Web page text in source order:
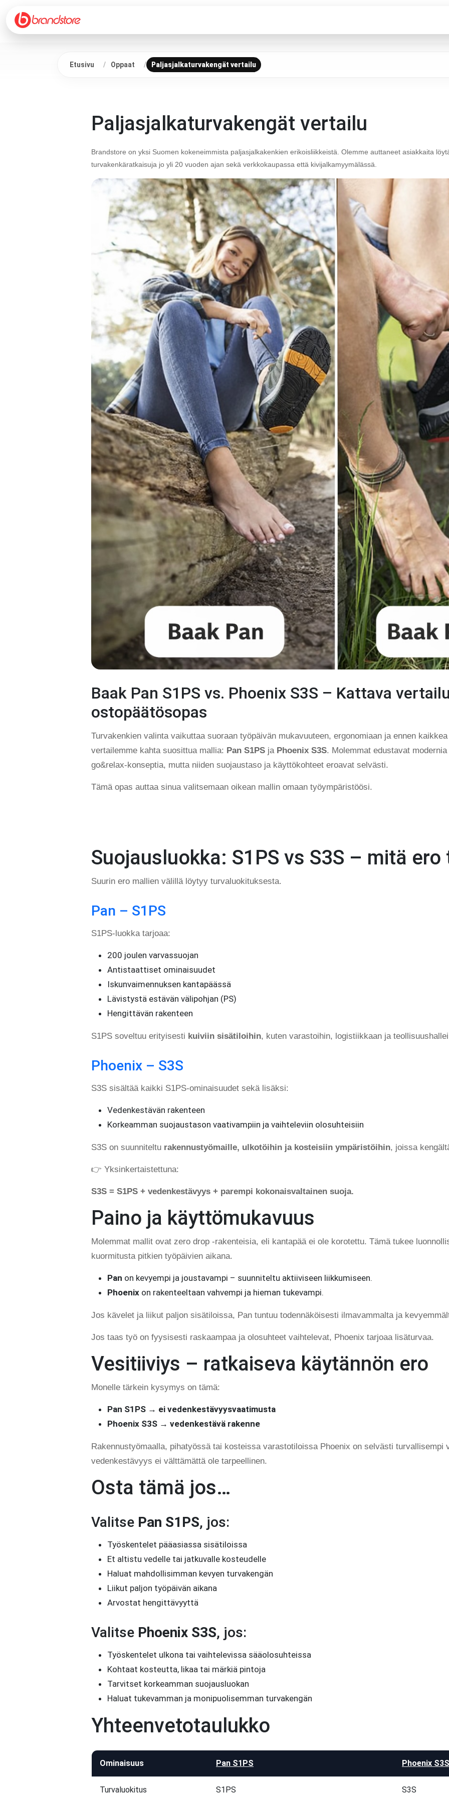
Etusivu Oppaat Paljasjalkaturvakengät vertailu
Paljasjalkaturvakengät vertailu
Brandstore on yksi Suomen kokeneimmista paljasjalkakenkien erikoisliikkeistä. Olemme auttaneet asiakkaita
turvakenkäratkaisuja jo yli 20 vuoden ajan sekä verkkokaupassa että kivijalkamyymälässä.
Baak Pan S1PS vs. Phoenix S3S – Kattava
ostopäätösopas
Turvakenkien valinta vaikuttaa suoraan työpäivän mukavuuteen, ergonomiaan ja ennen
vertailemme kahta suosittua mallia: Pan S1PS ja Phoenix S3S. Molemmat edustavat
go&relax-konseptia, mutta niiden suojaustaso ja käyttökohteet eroavat selvästi.
Tämä opas auttaa sinua valitsemaan oikean mallin omaan työympäristöösi.
Suojausluokka: S1PS vs S3S – mitä
Suurin ero mallien välillä löytyy turvaluokituksesta.
Pan – S1PS
S1PS-luokka tarjoaa:
200 joulen varvassuojan
Antistaattiset ominaisuudet
Iskunvaimennuksen kantapäässä
Lävistystä estävän välipohjan (PS)
Hengittävän rakenteen
S1PS soveltuu erityisesti kuiviin sisätiloihin, kuten varastoihin, logistiikkaan ja
Phoenix – S3S
S3S sisältää kaikki S1PS-ominaisuudet sekä lisäksi:
Vedenkestävän rakenteen
Korkeamman suojaustason vaativampiin ja vaihteleviin olosuhteisiin
S3S on suunniteltu rakennustyömaille, ulkotöihin ja kosteisiin ympäristöihin, joissa
👉 Yksinkertaistettuna:
S3S = S1PS + vedenkestävyys + parempi kokonaisvaltainen suoja.
Paino ja käyttömukavuus
Molemmat mallit ovat zero drop -rakenteisia, eli kantapää ei ole korotettu. Tämä tukee
kuormitusta pitkien työpäivien aikana.
Pan on kevyempi ja joustavampi – suunniteltu aktiiviseen liikkumiseen.
Phoenix on rakenteeltaan vahvempi ja hieman tukevampi.
Jos kävelet ja liikut paljon sisätiloissa, Pan tuntuu todennäköisesti ilmavammalta ja
Jos taas työ on fyysisesti raskaampaa ja olosuhteet vaihtelevat, Phoenix tarjoaa lisäturvaa.
Vesitiiviys – ratkaiseva käytännön ero
Monelle tärkein kysymys on tämä:
Pan S1PS → ei vedenkestävyysvaatimusta
Phoenix S3S → vedenkestävä rakenne
Rakennustyömaalla, pihatyössä tai kosteissa varastotiloissa Phoenix on selvästi turvallisempi
vedenkestävyys ei välttämättä ole tarpeellinen.
Osta tämä jos…
Valitse Pan S1PS, jos:
Työskentelet pääasiassa sisätiloissa
Et altistu vedelle tai jatkuvalle kosteudelle
Haluat mahdollisimman kevyen turvakengän
Liikut paljon työpäivän aikana
Arvostat hengittävyyttä
Valitse Phoenix S3S, jos:
Työskentelet ulkona tai vaihtelevissa sääolosuhteissa
Kohtaat kosteutta, likaa tai märkiä pintoja
Tarvitset korkeamman suojausluokan
Haluat tukevamman ja monipuolisemman turvakengän
Yhteenvetotaulukko
Ominaisuus Pan S1PS Phoenix S3S
Turvaluokitus S1PS S3S